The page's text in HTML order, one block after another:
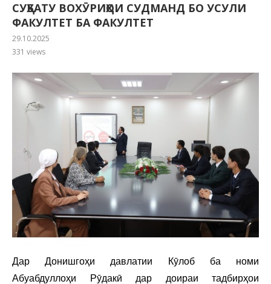
СУҲБАТУ ВОХӮРИҲОИ СУДМАНД БО УСУЛИ
ФАКУЛТЕТ БА ФАКУЛТЕТ
29.10.2025
331 views
Дар Донишгоҳи давлатии Кӯлоб ба номи
Абуабдуллоҳи Рӯдакӣ дар доираи тадбирҳои